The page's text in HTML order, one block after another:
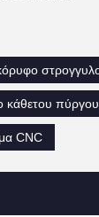
κάθετου
CNC